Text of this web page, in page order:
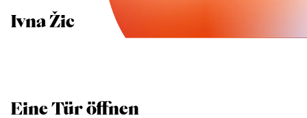
Ivna Žic
Eine Tür öffnen